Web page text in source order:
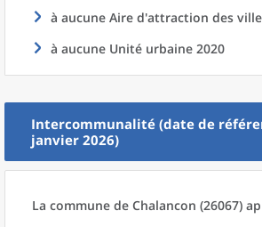
à aucune Aire d'attraction des
à aucune Unité urbaine 2020
Intercommunalité (date de
janvier 2026)
La commune de Chalancon (26067)